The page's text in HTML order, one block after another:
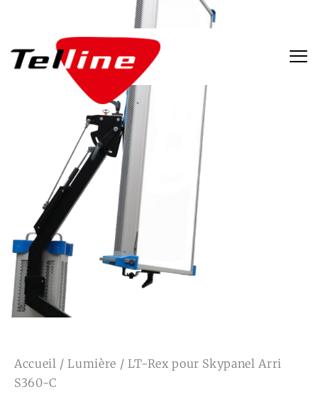
Accueil /Lumière / LT-Rex pour Skypanel Arri
S360-C